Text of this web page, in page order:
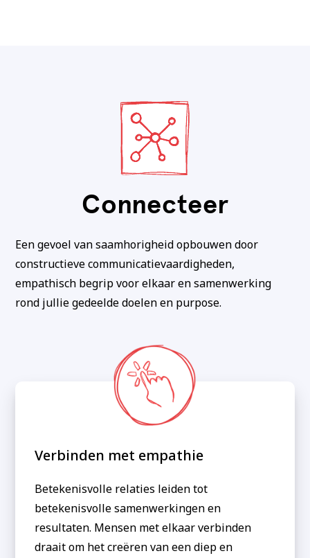
Connecteer
Een gevoel van saamhorigheid opbouwen door
constructieve communicatievaardigheden,
empathisch begrip voor elkaar en samenwerking
rond jullie gedeelde doelen en purpose.
Verbinden met empathie
Betekenisvolle relaties leiden tot
betekenisvolle samenwerkingen en
resultaten. Mensen met elkaar verbinden
draait om het creëren van een diep en